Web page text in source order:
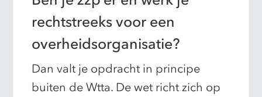
rechtstreeks voor een
overheidsorganisatie?
Dan valt je opdracht in principe
buiten de Wtta. De wet richt zich op